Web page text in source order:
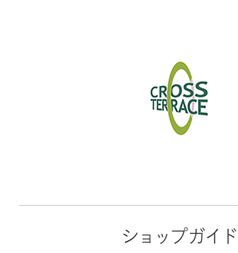
ショップガイド